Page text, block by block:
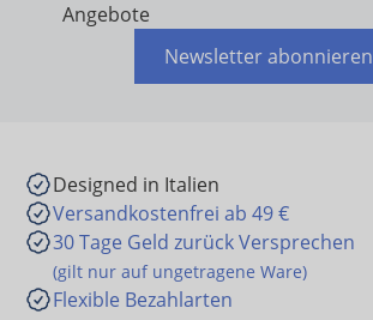
Angebote
Newsletter abonnieren
Designed in Italien
Versandkostenfrei ab 49 €
30 Tage Geld zurück Versprechen
(gilt nur auf ungetragene Ware)
Flexible Bezahlarten